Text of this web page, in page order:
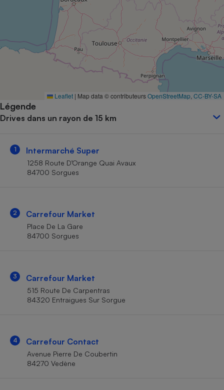
Leaflet | Map data © contributeursOpenStreetMap CC-BY-SA
Légende
Drives dans un rayon de 15 km
1 Intermarché Super
1258 Route D’Orange Quai Avaux
84700 Sorgues
2 Carrefour Market
Place De La Gare
84700 Sorgues
3 Carrefour Market
515 Route De Carpentras
84320 Entraigues Sur Sorgue
4 Carrefour Contact
Avenue Pierre De Coubertin
84270 Vedène
Complément
alimentaire
Assurance emprunteur
Banque
Petit électroménager -
Matelas
Mutuelle